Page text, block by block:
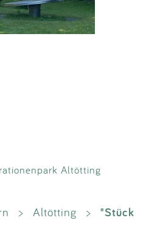
Altötting
> Altötting >
"Stück